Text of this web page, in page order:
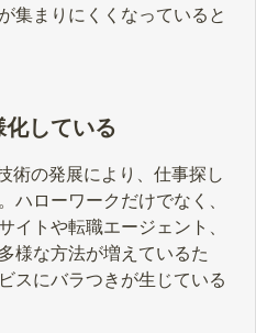
集まりにくくなっていると
している
術の発展により、仕事探し
ハローワークだけでなく、
イトや転職エージェント、
様な方法が増えているた
スにバラつきが生じている